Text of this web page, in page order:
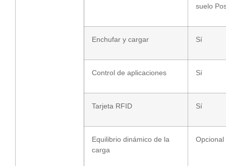
suelo
Enchufar y cargar Sí
Control de aplicaciones Sí
Tarjeta RFID Sí
Equilibrio dinámico de la
carga
Opcional